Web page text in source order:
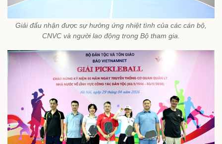
Giải đấu nhận được sự hưởng ứng nhiệt tình của các cán bộ,
CNVC và người lao động trong Bộ tham gia.